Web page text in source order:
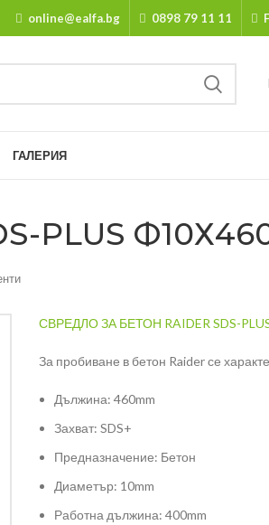
online@ealfa.bg 0898 79 11 11
ГАЛЕРИЯ
PLUS
СВРЕДЛО ЗА БЕТОН RAIDER SDS-
За пробиване в бетон Raider се
Дължина: 460mm
Захват: SDS+
Предназначение: Бетон
Диаметър: 10mm
Работна дължина: 400mm